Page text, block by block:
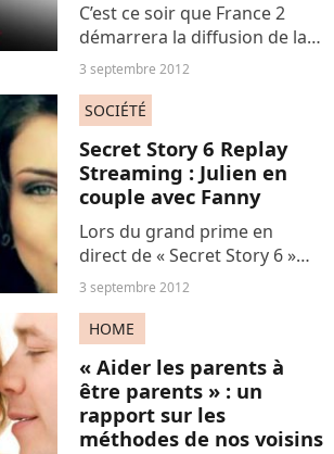
C’est ce soir que France 2
démarrera la diffusion de la
saison 2 inédite de la série
policière « Castle » qui
rencontre un très beau
succès en France comme
ailleurs. Seulement
quelques...
3 septembre 2012
SOCIÉTÉ
Secret Story 6 Replay
Streaming : Julien en
couple avec Fanny
Lors du grand prime en
direct de « Secret Story 6 »
diffusé vendredi soir sur TF1,
Fanny et Julien ont pu se
retrouver dans le sas pour un
moment plein de tendresse
et de promesses....
3 septembre 2012
HOME
« Aider les parents à
être parents » : un
rapport sur les
méthodes de nos voisins